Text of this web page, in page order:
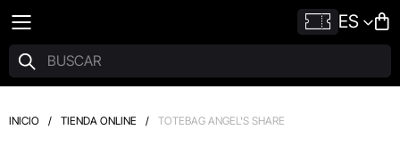
ES
INICIO / TIENDA ONLINE / TOTEBAG ANGEL'S SHARE